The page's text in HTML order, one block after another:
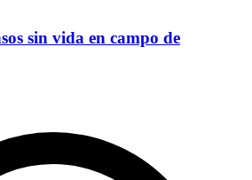
sin vida en campo de